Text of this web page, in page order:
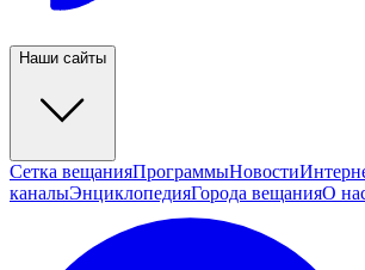
Наши сайты
Сетка вещанияПрограммыНовости
каналыЭнциклопедияГорода вещанияО